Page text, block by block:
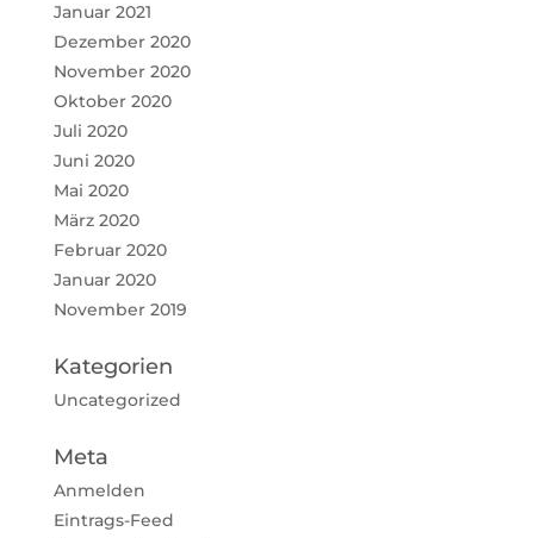
Januar 2021
Dezember 2020
November 2020
Oktober 2020
Juli 2020
Juni 2020
Mai 2020
März 2020
Februar 2020
Januar 2020
November 2019
Kategorien
Uncategorized
Meta
Anmelden
Eintrags-Feed